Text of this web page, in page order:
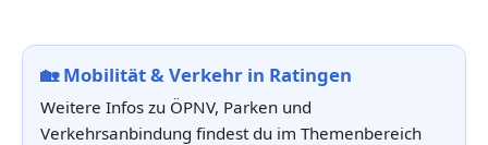
🏡Mobilität & Verkehr in Ratingen
Weitere Infos zu ÖPNV, Parken und
Verkehrsanbindung findest du im Themenbereich